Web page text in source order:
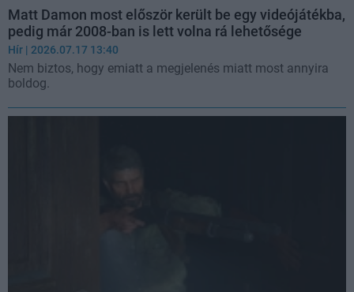
Matt Damon most először került be egy videójátékba,
pedig már 2008-ban is lett volna rá lehetősége
Hír | 2026.07.17 13:40
Nem biztos, hogy emiatt a megjelenés miatt most annyira
boldog.